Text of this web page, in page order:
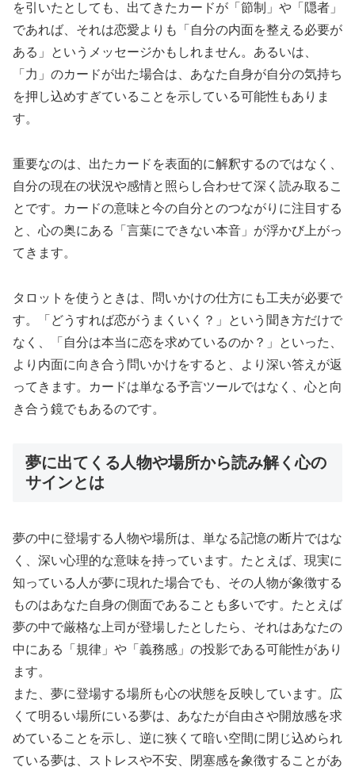
を引いたとしても、出てきたカードが「節制」や「隠者」
であれば、それは恋愛よりも「自分の内面を整える必要が
ある」というメッセージかもしれません。あるいは、
「力」のカードが出た場合は、あなた自身が自分の気持ち
を押し込めすぎていることを示している可能性もありま
す。
重要なのは、出たカードを表面的に解釈するのではなく、
自分の現在の状況や感情と照らし合わせて深く読み取るこ
とです。カードの意味と今の自分とのつながりに注目する
と、心の奥にある「言葉にできない本音」が浮かび上がっ
てきます。
タロットを使うときは、問いかけの仕方にも工夫が必要で
す。「どうすれば恋がうまくいく？」という聞き方だけで
なく、「自分は本当に恋を求めているのか？」といった、
より内面に向き合う問いかけをすると、より深い答えが返
ってきます。カードは単なる予言ツールではなく、心と向
き合う鏡でもあるのです。
夢に出てくる人物や場所から読み解く心の
サインとは
夢の中に登場する人物や場所は、単なる記憶の断片ではな
く、深い心理的な意味を持っています。たとえば、現実に
知っている人が夢に現れた場合でも、その人物が象徴する
ものはあなた自身の側面であることも多いです。たとえば
夢の中で厳格な上司が登場したとしたら、それはあなたの
中にある「規律」や「義務感」の投影である可能性があり
ます。
また、夢に登場する場所も心の状態を反映しています。広
くて明るい場所にいる夢は、あなたが自由さや開放感を求
めていることを示し、逆に狭くて暗い空間に閉じ込められ
ている夢は、ストレスや不安、閉塞感を象徴することがあ